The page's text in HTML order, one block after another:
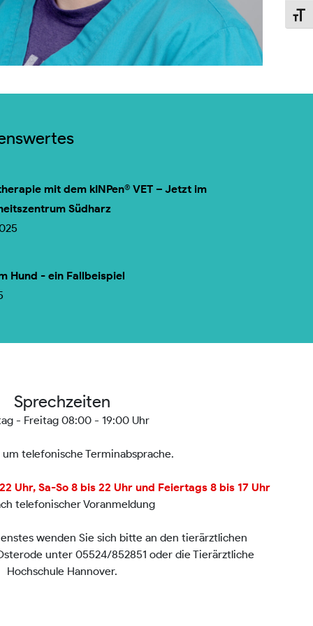
mit dem kINPen® VET – Jetzt im
Südharz
Hund - ein Fallbeispiel
Sprechzeiten
- Freitag 08:00 - 19:00 Uhr
telefonische Terminabsprache.
Uhr, Sa-So 8 bis 22 Uhr und Feiertags 8 bis 17 Uhr
telefonischer Voranmeldung
wenden Sie sich bitte an den tierärztlichen
unter 05524/852851 oder die Tierärztliche
Hochschule Hannover.